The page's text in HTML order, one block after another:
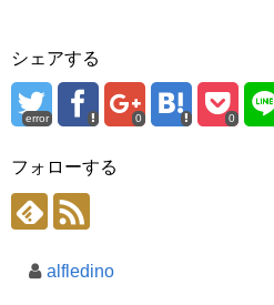
シェアする
error 0 0
フォローする
alfledino